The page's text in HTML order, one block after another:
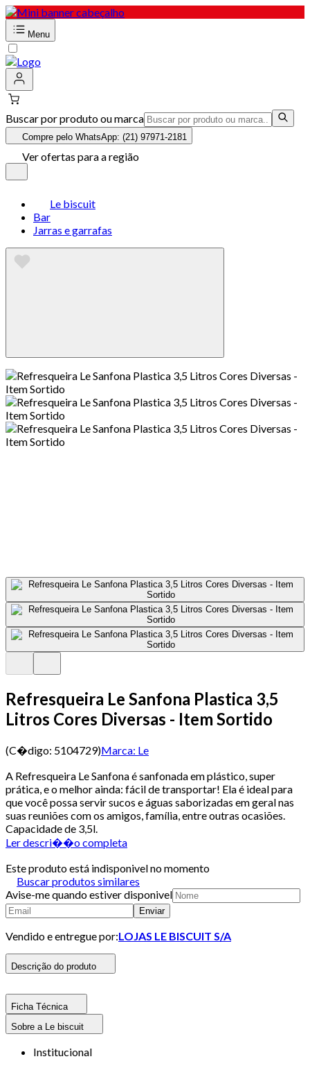
Menu
Buscar por produto ou marca
Compre pelo WhatsApp: (21) 97971-2181
Ver ofertas para a região
Le biscuit
Bar
Jarras e garrafas
Refresqueira Le Sanfona Plastica 3,5
Litros Cores Diversas - Item Sortido
(C�digo: 5104729)Marca: Le
A Refresqueira Le Sanfona é sanfonada em plástico, super
prática, e o melhor ainda: fácil de transportar! Ela é ideal para
que você possa servir sucos e águas saborizadas em geral nas
suas reuniões com os amigos, família, entre outras ocasiões.
Capacidade de 3,5l.
Ler descri��o completa
Este produto está indisponivel no momento
Buscar produtos similares
Avise-me quando estiver disponivel
Enviar
Vendido e entregue por:LOJAS LE BISCUIT S/A
Descrição do produto
Ficha Técnica
Sobre a Le biscuit
Institucional